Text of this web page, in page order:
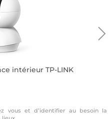
intérieur TP-LINK
vous et d’identifier au besoin la